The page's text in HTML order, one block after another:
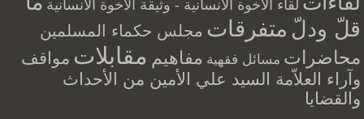
لقاء الاخوة الانسانية - وثيقة الاخوة الانسانية
قلّ ودلّ متفرقات مجلس حكماء المسلمين
محاضرات مسائل فقهية مفاهيم مقابلات مواقف
وآراء العلاّمة السيد علي الأمين من الأحداث
والقضايا